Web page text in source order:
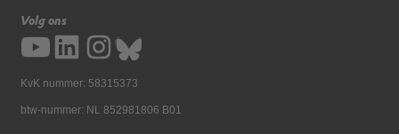
Volg ons
KvK nummer: 58315373
btw-nummer: NL 852981806 B01